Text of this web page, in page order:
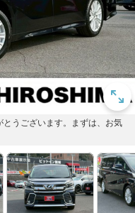
とうございます。まずは、お気